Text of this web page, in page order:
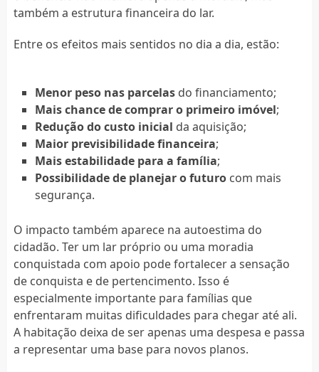
também a estrutura financeira do lar.
Entre os efeitos mais sentidos no dia a dia, estão:
Menor peso nas parcelasdo financiamento;
Mais chance de comprar o primeiro imóvel;
Redução do custo inicial da aquisição;
Maior previsibilidade financeira;
Mais estabilidade para a família;
Possibilidade de planejar o futurocom mais
segurança.
O impacto também aparece na autoestima do
cidadão. Ter um lar próprio ou uma moradia
conquistada com apoio pode fortalecer a sensação
de conquista e de pertencimento. Isso é
especialmente importante para famílias que
enfrentaram muitas dificuldades para chegar até ali.
A habitação deixa de ser apenas uma despesa e passa
a representar uma base para novos planos.